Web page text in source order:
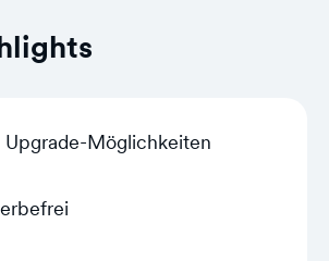
Upgrade-Möglichkeiten